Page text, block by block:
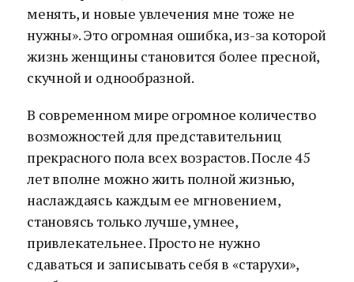
менять, и новые увлечения мне тоже не
нужны». Это огромная ошибка, из-за которой
жизнь женщины становится более пресной,
скучной и однообразной.
В современном мире огромное количество
возможностей для представительниц
прекрасного пола всех возрастов. После 45
лет вполне можно жить полной жизнью,
наслаждаясь каждым ее мгновением,
становясь только лучше, умнее,
привлекательнее. Просто не нужно
сдаваться и записывать себя в «старухи»,